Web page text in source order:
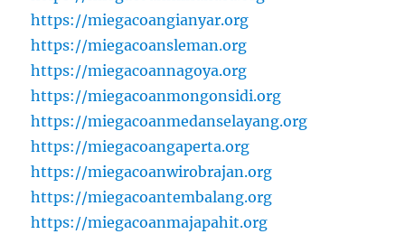
https://miegacoangianyar.org
https://miegacoansleman.org
https://miegacoannagoya.org
https://miegacoanmongonsidi.org
https://miegacoanmedanselayang.org
https://miegacoangaperta.org
https://miegacoanwirobrajan.org
https://miegacoantembalang.org
https://miegacoanmajapahit.org